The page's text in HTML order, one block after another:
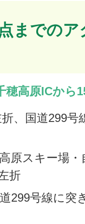
までのア
穂高原ICから
、国道299号
原スキー場
折
299号線に突